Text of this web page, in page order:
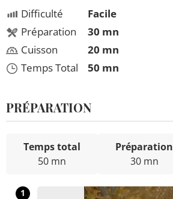
Difficulté
Préparation
Cuisson
Temps Total
Facile
30 mn
20 mn
50 mn
PRÉPARATION
Temps total
50 mn
Préparation
30 mn
1